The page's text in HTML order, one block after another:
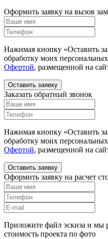
Оформить заявку на вызов
Нажимая кнопку «Оставить
обработку моих
Офертой, размещенной на
Оставить заявку
Заказать обратный звонок
Нажимая кнопку «Оставить
обработку моих
Офертой, размещенной на
Оставить заявку
Оформить заявку на расчет
Приложите файл эскиза и мы
стоимость проекта по фото